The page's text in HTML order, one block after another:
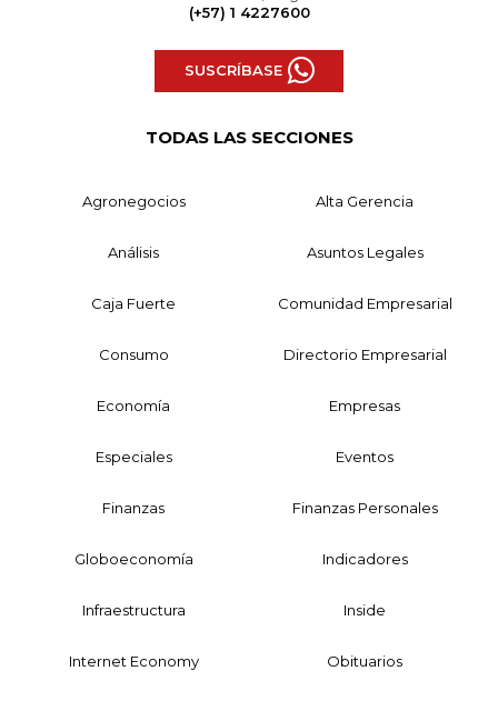
(+57) 1 4227600
SUSCRÍBASE
TODAS LAS SECCIONES
Agronegocios Alta Gerencia
Análisis Asuntos Legales
Caja Fuerte Comunidad Empresarial
Consumo Directorio Empresarial
Economía Empresas
Especiales Eventos
Finanzas Finanzas Personales
Globoeconomía Indicadores
Infraestructura Inside
Internet Economy Obituarios